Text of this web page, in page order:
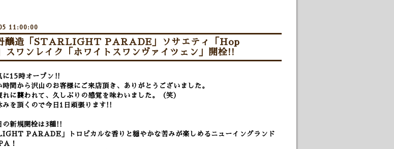
11:00:00
醸造「STARLIGHT PARADE」ソサエティ「Hop
ワンレイク「ホワイトスワンヴァイツェン」開栓!!
に15時オープン‼
時間から沢山のお客様にご来店頂き、ありがとうございました。
れに襲われて、久しぶりの感覚を味わいました。（笑）
みを頂くので今日1日頑張ります!!
の新規開栓は3種!!
PARADE」トロピカルな香りと穏やかな苦みが楽しめるニューイングランド
！